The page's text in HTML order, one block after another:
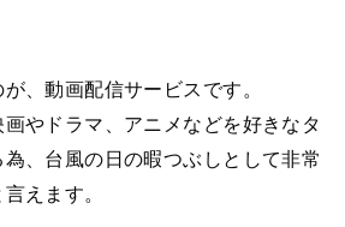
、動画配信サービスです。
やドラマ、アニメなどを好きなタ
、台風の日の暇つぶしとして非常
えます。